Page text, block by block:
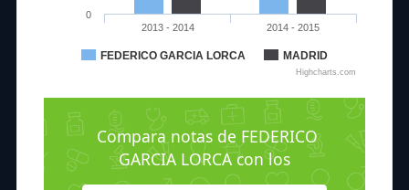
FEDERICO GARCIA LORCA MADRID
2013 - 2014 2014 - 2015
0
Highcharts.com
Compara notas de FEDERICO
GARCIA LORCA con los